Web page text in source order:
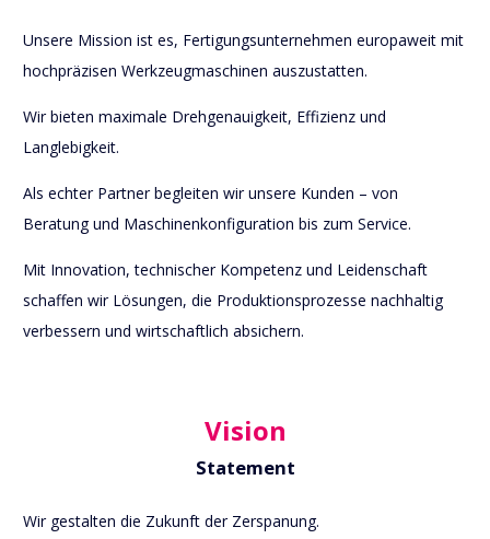
Unsere Mission ist es, Fertigungsunternehmen europaweit mit
hochpräzisen Werkzeugmaschinen auszustatten.
Wir bieten maximale Drehgenauigkeit, Effizienz und
Langlebigkeit.
Als echter Partner begleiten wir unsere Kunden – von
Beratung und Maschinenkonfiguration bis zum Service.
Mit Innovation, technischer Kompetenz und Leidenschaft
schaffen wir Lösungen, die Produktionsprozesse nachhaltig
verbessern und wirtschaftlich absichern.
Vision
Statement
Wir gestalten die Zukunft der Zerspanung.